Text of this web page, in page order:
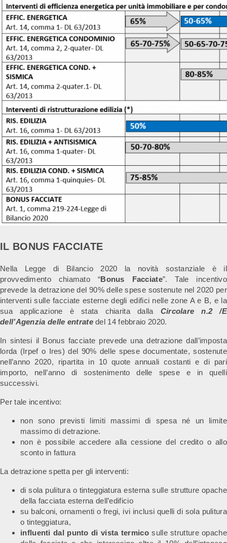
IL BONUS FACCIATE
Nella Legge di Bilancio 2020 la novità sostanziale è il
provvedimento chiamato “Bonus Facciate”. Tale incentivo
prevede la detrazione del 90% delle spese sostenute nel 2020 per
interventi sulle facciate esterne degli edifici nelle zone A e B, e la
sua applicazione è stata chiarita dalla Circolare n.2 /E
dell’Agenzia delle entratedel 14 febbraio 2020.
In sintesi il Bonus facciate prevede una detrazione dall’imposta
lorda (Irpef o Ires) del 90% delle spese documentate, sostenute
nell’anno 2020, ripartita in 10 quote annuali costanti e di pari
importo, nell’anno di sostenimento delle spese e in quelli
successivi.
Per tale incentivo:
non sono previsti limiti massimi di spesa né un limite
massimo di detrazione.
non è possibile accedere alla cessione del credito o allo
sconto in fattura
La detrazione spetta per gli interventi:
di sola pulitura o tinteggiatura esterna sulle strutture opache
della facciata esterna dell’edificio
su balconi, ornamenti o fregi, ivi inclusi quelli di sola pulitura
o tinteggiatura,
influenti dal punto di vista termicosulle strutture opache